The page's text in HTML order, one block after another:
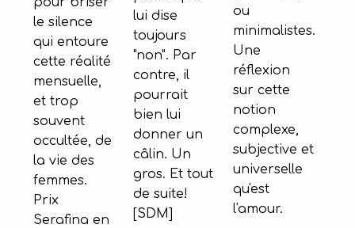
le silence
qui entoure
cette réalité
mensuelle,
et trop
souvent
occultée, de
la vie des
femmes.
Prix
Serafina en
lui dise
toujours
"non". Par
contre, il
pourrait
bien lui
donner un
câlin. Un
gros. Et tout
de suite!
[SDM]
ou
minimalistes.
Une
réflexion
sur cette
notion
complexe,
subjective et
universelle
qu'est
l'amour.